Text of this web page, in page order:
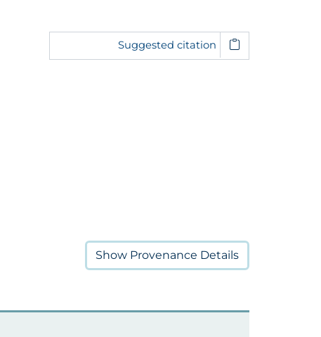
Suggested citation
Show Provenance Details